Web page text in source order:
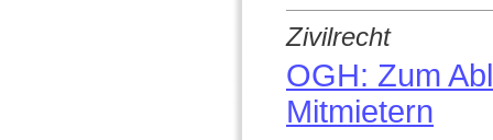
Zivilrecht
OGH: Zum
Mitmietern